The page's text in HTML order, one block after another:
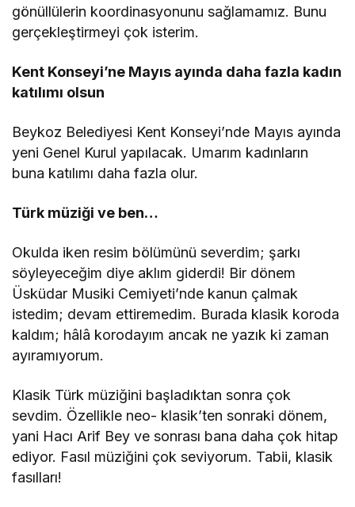
gönüllülerin koordinasyonunu sağlamamız. Bunu
gerçekleştirmeyi çok isterim.
Kent Konseyi’ne Mayıs ayında daha fazla kadın
katılımı olsun
Beykoz Belediyesi Kent Konseyi’nde Mayıs ayında
yeni Genel Kurul yapılacak. Umarım kadınların
buna katılımı daha fazla olur.
Türk müziği ve ben…
Okulda iken resim bölümünü severdim; şarkı
söyleyeceğim diye aklım giderdi! Bir dönem
Üsküdar Musiki Cemiyeti’nde kanun çalmak
istedim; devam ettiremedim. Burada klasik koroda
kaldım; hâlâ korodayım ancak ne yazık ki zaman
ayıramıyorum.
Klasik Türk müziğini başladıktan sonra çok
sevdim. Özellikle neo- klasik’ten sonraki dönem,
yani Hacı Arif Bey ve sonrası bana daha çok hitap
ediyor. Fasıl müziğini çok seviyorum. Tabii, klasik
fasılları!